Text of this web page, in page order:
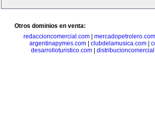
Otros dominios en venta:
redaccioncomercial.com
mercadopetrolero.com
argentinapymes.com| clubdelamusica.com|
desarrolloturistico.com